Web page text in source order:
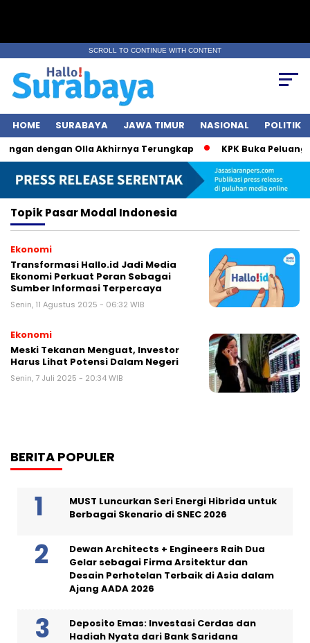
SCROLL TO CONTINUE WITH CONTENT
HOME SURABAYA JAWA TIMUR NASIONAL POLITIK
dengan Olla Akhirnya Terungkap KPK Buka
TopikPasar Modal Indonesia
Ekonomi
Transformasi Hallo.id Jadi Media
Ekonomi Perkuat Peran Sebagai
Sumber Informasi Terpercaya
Senin, 11 Agustus 2025 - 06:32 WIB
Ekonomi
Meski Tekanan Menguat, Investor
Harus Lihat Potensi Dalam Negeri
Senin, 7 Juli 2025 - 20:34 WIB
BERITA POPULER
MUST Luncurkan Seri Energi Hibrida untuk
Berbagai Skenario di SNEC 2026
Dewan Architects + Engineers Raih Dua
Gelar sebagai Firma Arsitektur dan
Desain Perhotelan Terbaik di Asia dalam
Ajang AADA 2026
Deposito Emas: Investasi Cerdas dan
Hadiah Nyata dari Bank Saridana